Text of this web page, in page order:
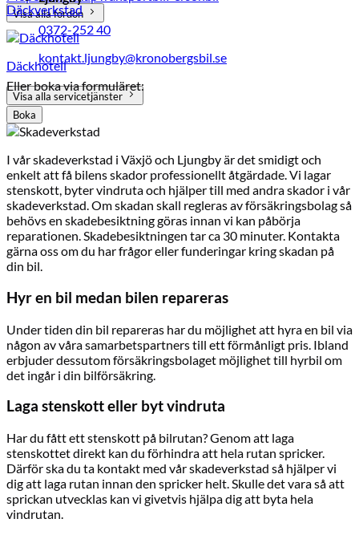
Visa alla fordon
Däckverkstad
Däckhotell
Visa alla servicetjänster
0372-252 40
kontakt.ljungby@kronobergsbil.se
Eller boka via formuläret:
Boka
I vår skadeverkstad i Växjö och Ljungby är det smidigt och
enkelt att få bilens skador professionellt åtgärdade. Vi lagar
stenskott, byter vindruta och hjälper till med andra skador i vår
skadeverkstad. Om skadan skall regleras av försäkringsbolag så
behövs en skadebesiktning göras innan vi kan påbörja
reparationen. Skadebesiktningen tar ca 30 minuter. Kontakta
gärna oss om du har frågor eller funderingar kring skadan på
din bil.
Hyr en bil medan bilen repareras
Under tiden din bil repareras har du möjlighet att hyra en bil via
någon av våra samarbetspartners till ett förmånligt pris. Ibland
erbjuder dessutom försäkringsbolaget möjlighet till hyrbil om
det ingår i din bilförsäkring.
Laga stenskott eller byt vindruta
Har du fått ett stenskott på bilrutan? Genom att laga
stenskottet direkt kan du förhindra att hela rutan spricker.
Därför ska du ta kontakt med vår skadeverkstad så hjälper vi
dig att laga rutan innan den spricker helt. Skulle det vara så att
sprickan utvecklas kan vi givetvis hjälpa dig att byta hela
vindrutan.